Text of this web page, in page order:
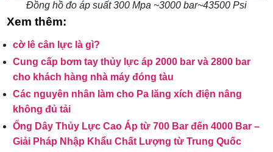
Đồng hồ đo áp suất 300 Mpa ~3000 bar~43500 Psi
Xem thêm:
cờ lê cân lực là gì?
Cung cấp bơm tay thủy lực áp 2000 bar và 2800 bar
cho khách hàng nhà máy đóng tàu
Các nguyên nhân làm cho Pa lăng xích điện nâng
không đủ tải
Ống Dây Thủy Lực Cao Áp từ 700 Bar đến 4000 Bar –
Giải Pháp Nhập Khẩu Chất Lượng từ Trung Quốc